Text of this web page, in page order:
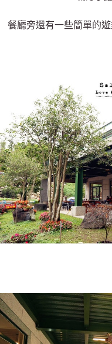
餐廳旁還有一些簡單的